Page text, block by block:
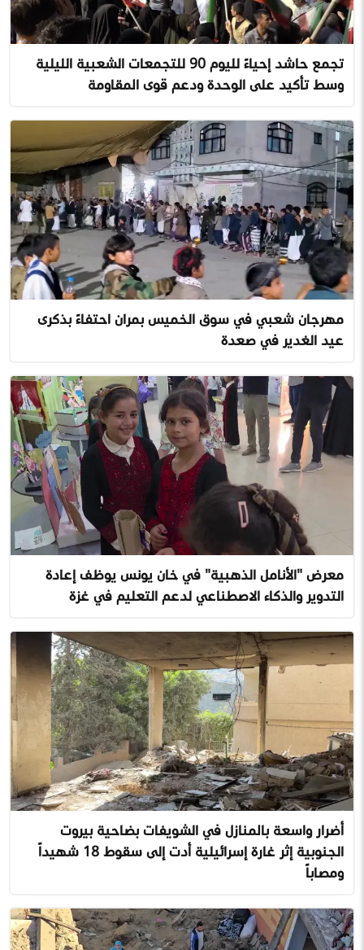
تجمع حاشد إحياءً لليوم 90 للتجمعات الشعبية الليلية
وسط تأكيد على الوحدة ودعم قوى المقاومة
مهرجان شعبي في سوق الخميس بمران احتفاءً بذكرى
عيد الغدير في صعدة
معرض "الأنامل الذهبية" في خان يونس يوظف إعادة
التدوير والذكاء الاصطناعي لدعم التعليم في غزة
أضرار واسعة بالمنازل في الشويفات بضاحية بيروت
الجنوبية إثر غارة إسرائيلية أدت إلى سقوط 18 شهيداً
ومصاباً